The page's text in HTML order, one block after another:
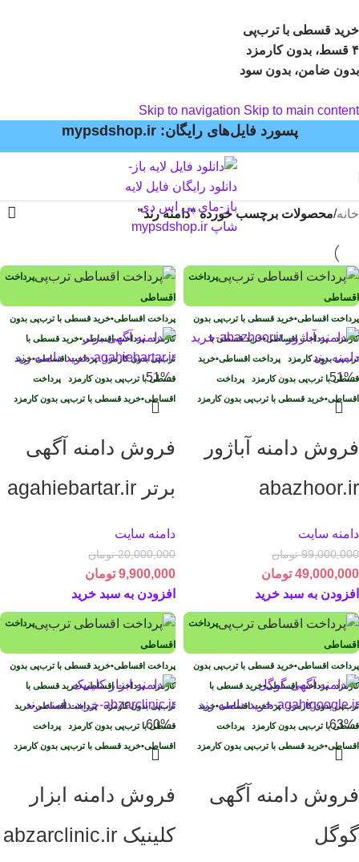
خرید قسطی با ترب‌پی
۴ قسط، بدون کارمزد
بدون ضامن، بدون سود
Skip to navigation Skip to main content
پسورد فایل‌های رایگان: mypsdshop.ir
خانه/محصولات برچسب خورده “دامنه رند”
پرداخت
اقساطی
پرداخت اقساطی•خرید قسطی با ترب‌پی بدون
کارمزدپرداخت اقساطی•خرید قسطی با
ترب‌پی بدون کارمزد پرداخت اقساطی•خرید
قسطی با ترب‌پی بدون کارمزد پرداخت
اقساطی•خرید قسطی با ترب‌پی بدون کارمزد
-51%
فروش دامنه آباژور
abazhoor.ir
دامنه سایت
99,000,000 تومان
49,000,000 تومان
افزودن به سبد خرید
پرداخت
اقساطی
پرداخت اقساطی•خرید قسطی با ترب‌پی بدون
کارمزدپرداخت اقساطی•خرید قسطی با
ترب‌پی بدون کارمزدپرداخت اقساطی•خرید
قسطی با ترب‌پی بدون کارمزد پرداخت
اقساطی•خرید قسطی با ترب‌پی بدون کارمزد
-51%
فروش دامنه آگهی
برتر agahiebartar.ir
دامنه سایت
20,000,000 تومان
9,900,000 تومان
افزودن به سبد خرید
پرداخت
اقساطی
پرداخت اقساطی•خرید قسطی با ترب‌پی بدون
کارمزدپرداخت اقساطی•خرید قسطی با
ترب‌پی بدون کارمزدپرداخت اقساطی•خرید
قسطی با ترب‌پی بدون کارمزد پرداخت
اقساطی•خرید قسطی با ترب‌پی بدون کارمزد
-63%
فروش دامنه آگهی
گوگل
پرداخت
اقساطی
پرداخت اقساطی•خرید قسطی با ترب‌پی بدون
کارمزدپرداخت اقساطی•خرید قسطی با
ترب‌پی بدون کارمزدپرداخت اقساطی•خرید
قسطی با ترب‌پی بدون کارمزد پرداخت
اقساطی•خرید قسطی با ترب‌پی بدون کارمزد
-60%
فروش دامنه ابزار
کلینیک abzarclinic.ir